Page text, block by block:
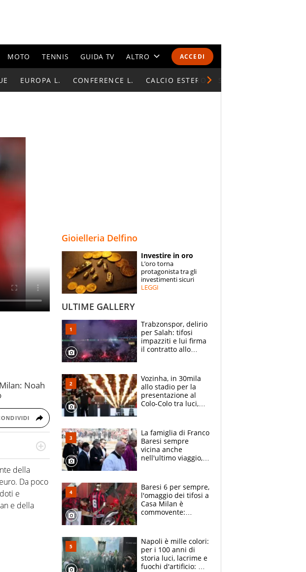
ACCEDI
MOTO TENNIS GUIDA TV ALTRO
CALENDARI E CLASSIFICHE
ESPERTI
CONTATTI
EUROPA L. CONFERENCE L. CALCIO ESTERO
Noah
quando ha
della
Da poco
e
e della
Gioielleria Delfino
Investire in oro
L’oro torna
protagonista tra gli
investimenti sicuri
LEGGI
ULTIME GALLERY
Trabzonspor, delirio
per Salah: tifosi
impazziti e lui firma
il contratto allo
Vozinha, in 30mila
allo stadio per la
presentazione al
Colo-Colo tra luci,
La famiglia di Franco
Baresi sempre
vicina anche
nell'ultimo viaggio,
circondati
dall'affetto dei tifosi
Baresi 6 per sempre,
l'omaggio dei tifosi a
Casa Milan è
commovente:
bigliettini
Napoli è mille colori:
per i 100 anni di
storia luci, lacrime e
fuochi d'artificio: De